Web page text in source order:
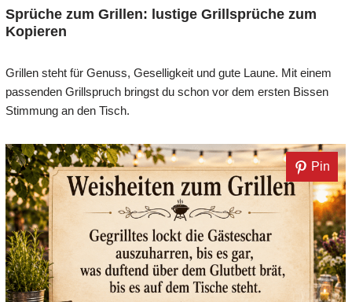
Sprüche zum Grillen: lustige Grillsprüche zum
Kopieren
Grillen steht für Genuss, Geselligkeit und gute Laune. Mit einem
passenden Grillspruch bringst du schon vor dem ersten Bissen
Stimmung an den Tisch.
Pin